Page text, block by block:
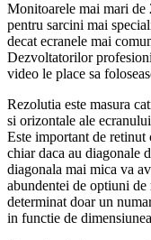
Monitoarele mai mari de
pentru sarcini mai
decat ecranele mai
Dezvoltatorilor
video le place sa
Rezolutia este masura
si orizontale ale
Este important de retinut
chiar daca au diagonale
diagonala mai mica va
abundentei de optiuni
determinat doar un
in functie de